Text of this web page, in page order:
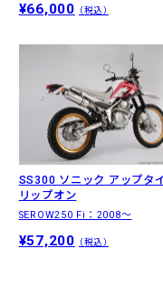
¥66,000 （税込）
SS300 ソニック アップタ
リップオン
SEROW250 Fi：2008〜
¥57,200 （税込）